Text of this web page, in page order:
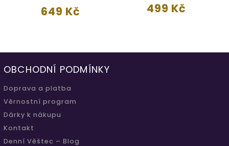
649 Kč 499 Kč
OBCHODNÍ PODMÍNKY
Doprava a platba
Věrnostní program
Dárky k nákupu
Kontakt
Denní Věštec – Blog